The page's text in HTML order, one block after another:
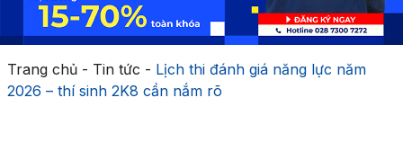
Trang chủ- Tin tức - Lịch thi đánh giá năng lực năm
2026 – thí sinh 2K8 cần nắm rõ